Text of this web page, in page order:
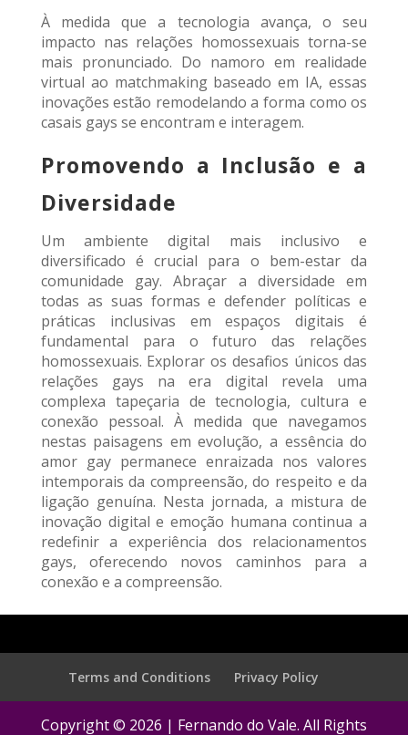
À medida que a tecnologia avança, o seu
impacto nas relações homossexuais torna-se
mais pronunciado. Do namoro em realidade
virtual ao matchmaking baseado em IA, essas
inovações estão remodelando a forma como os
casais gays se encontram e interagem.
Promovendo a Inclusão e a
Diversidade
Um ambiente digital mais inclusivo e
diversificado é crucial para o bem-estar da
comunidade gay. Abraçar a diversidade em
todas as suas formas e defender políticas e
práticas inclusivas em espaços digitais é
fundamental para o futuro das relações
homossexuais. Explorar os desafios únicos das
relações gays na era digital revela uma
complexa tapeçaria de tecnologia, cultura e
conexão pessoal. À medida que navegamos
nestas paisagens em evolução, a essência do
amor gay permanece enraizada nos valores
intemporais da compreensão, do respeito e da
ligação genuína. Nesta jornada, a mistura de
inovação digital e emoção humana continua a
redefinir a experiência dos relacionamentos
gays, oferecendo novos caminhos para a
conexão e a compreensão.
Terms and Conditions Privacy Policy
Copyright © 2026 | Fernando do Vale. All Rights